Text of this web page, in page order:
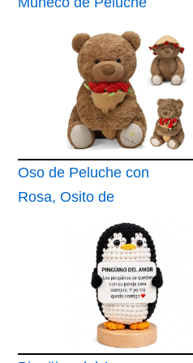
de Unicornio Relleno
Oso de Peluche con
Rosa, Osito de